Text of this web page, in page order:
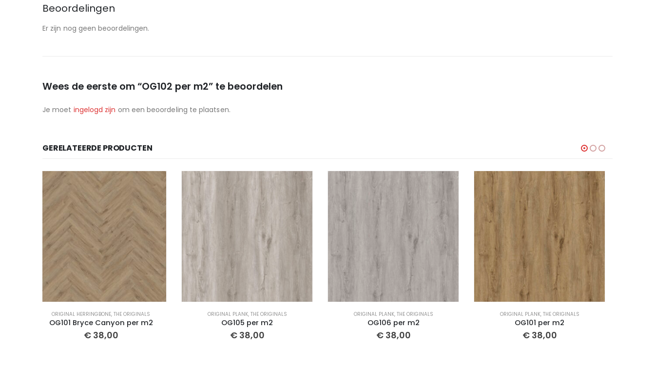
Beoordelingen
Er zijn nog geen beoordelingen.
Wees de eerste om “OG102 per m2” te beoordelen
Je moet ingelogd zijn om een beoordeling te plaatsen.
GERELATEERDE PRODUCTEN
ORIGINAL PLANK,THE ORIGINALS
OG105 per m2
€38,00
ORIGINAL PLANK,THE ORIGINALS
OG106 per m2
€38,00
ORIGINAL PLANK,THE ORIGINALS
OG101 per m2
€38,00
ORIGINAL PLANK,THE ORIGINALS
OG103 per m2
€38,00